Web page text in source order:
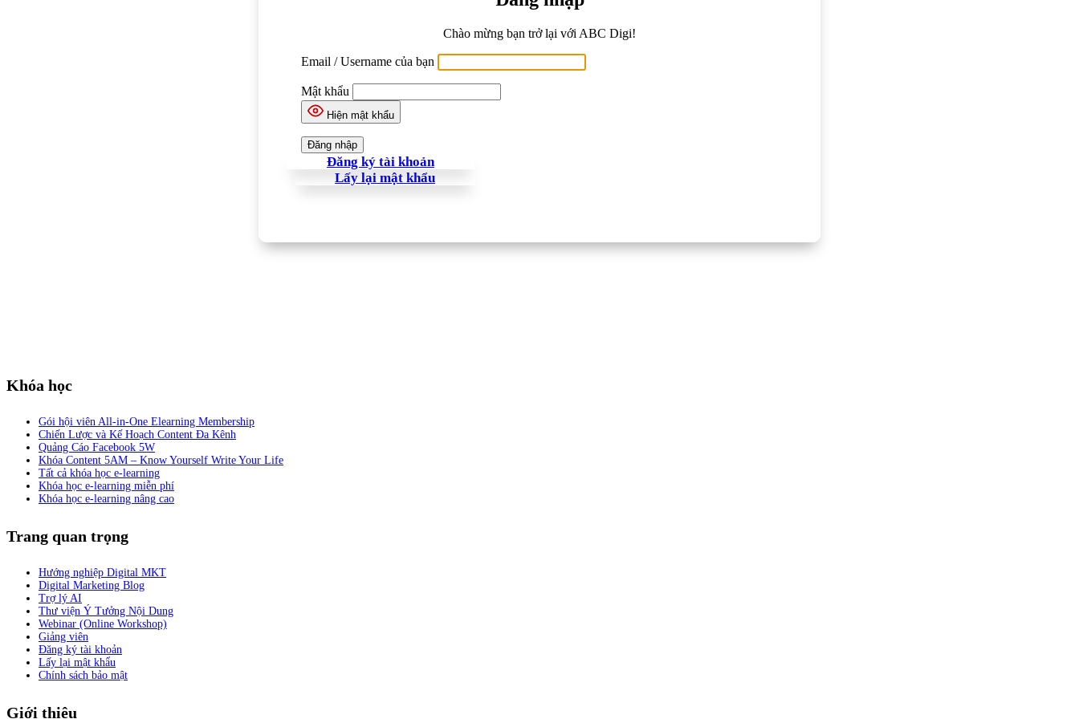
Chào mừng bạn trở lại với ABC Digi!
Email / Username của bạn
Mật khẩu
Hiện mật khẩu
Đăng ký tài khoản
Lấy lại mật khẩu
Khóa học
Gói hội viên All-in-One Elearning Membership
Chiến Lược và Kế Hoạch Content Đa Kênh
Quảng Cáo Facebook 5W
Khóa Content 5AM – Know Yourself Write Your Life
Tất cả khóa học e-learning
Khóa học e-learning miễn phí
Khóa học e-learning nâng cao
Trang quan trọng
Hướng nghiệp Digital MKT
Digital Marketing Blog
Trợ lý AI
Thư viện Ý Tưởng Nội Dung
Webinar (Online Workshop)
Giảng viên
Đăng ký tài khoản
Lấy lại mật khẩu
Chính sách bảo mật
Giới thiệu